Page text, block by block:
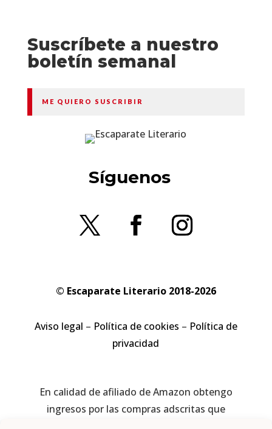
Suscríbete a nuestro
boletín semanal
ME QUIERO SUSCRIBIR
Síguenos
© Escaparate Literario 2018-2026
Aviso legal – Política de cookies – Política de
privacidad
En calidad de afiliado de Amazon obtengo
ingresos por las compras adscritas que